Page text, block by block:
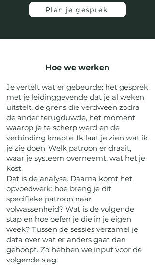
Plan je gesprek
Hoe we werken
Je vertelt wat er gebeurde: het gesprek
met je leidinggevende dat je al weken
uitstelt, de grens die verdween zodra
de ander terugduwde, het moment
waarop je te scherp werd en de
verbinding knapte. Ik laat je zien wat ik
je zie doen. Welk patroon er draait,
waar je systeem overneemt, wat het je
kost.
Dat is de analyse. Daarna komt het
opvoedwerk: hoe breng je dit
specifieke patroon naar
volwassenheid? Wat is de volgende
stap en hoe oefen je die in je eigen
week? Tussen de sessies verzamel je
data over wat er anders gaat dan
gehoopt. Zo hebben we input voor de
volgende slag.